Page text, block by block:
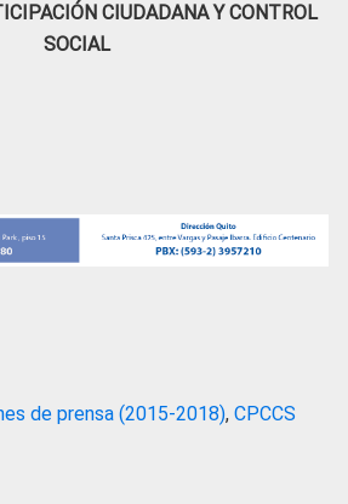
CIUDADANA Y CONTROL
SOCIAL
de prensa (2015-2018), CPCCS